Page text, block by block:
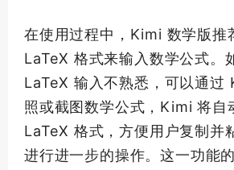
在使用过程中，Kimi 数学版推
LaTeX 格式来输入数学公式。
LaTeX 输入不熟悉，可以通过
照或截图数学公式，Kimi 将自
LaTeX 格式，方便用户复制并
进行进一步的操作。这一功能